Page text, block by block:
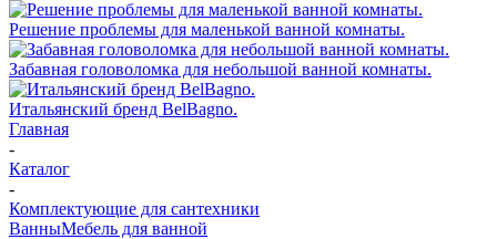
Решение проблемы для маленькой ванной комнаты.
Забавная головоломка для небольшой ванной комнаты.
Итальянский бренд BelBagno.
Главная
-
Каталог
-
Комплектующие для сантехники
ВанныМебель для ванной